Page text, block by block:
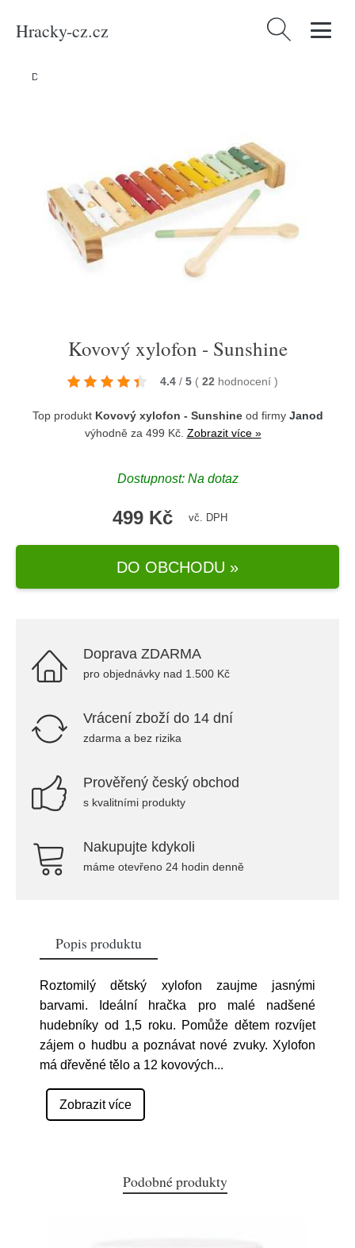
Hracky-cz.cz Vyhledávání
Domů
Kovový xylofon - Sunshine
4.4 / 5 ( 22 hodnocení )
Top produkt Kovový xylofon - Sunshineod firmy Janod
výhodně za 499 Kč. Zobrazit více »
Dostupnost: Na dotaz
499 Kč vč. DPH
DO OBCHODU »
Doprava ZDARMA
pro objednávky nad 1.500 Kč
Vrácení zboží do 14 dní
zdarma a bez rizika
Prověřený český obchod
s kvalitními produkty
Nakupujte kdykoli
máme otevřeno 24 hodin denně
Popis produktu
Roztomilý dětský xylofon zaujme jasnými
barvami. Ideální hračka pro malé nadšené
hudebníky od 1,5 roku. Pomůže dětem rozvíjet
zájem o hudbu a poznávat nové zvuky. Xylofon
má dřevěné tělo a 12 kovových...
Zobrazit více
Podobné produkty